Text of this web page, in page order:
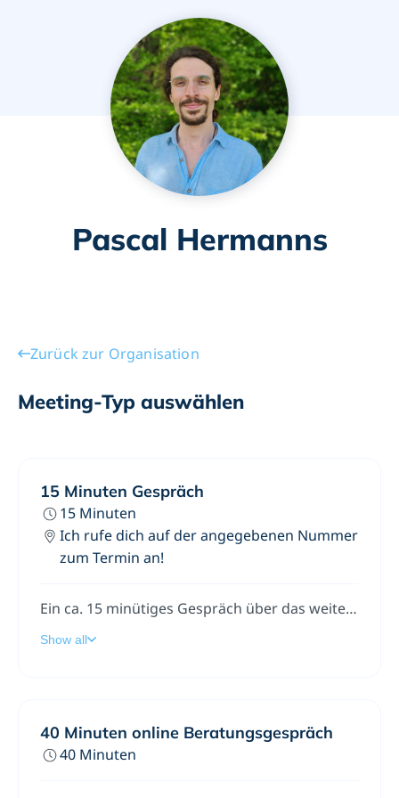
Pascal Hermanns
Zurück zur Organisation
Meeting-Typ auswählen
15 Minuten Gespräch
15 Minuten
Ich rufe dich auf der angegebenen Nummer
zum Termin an!
Ein ca. 15 minütiges Gespräch über das weitere Vorgehen, Wünsche und Visionen.Meine Telefonnummer:0341 - 39 28 19 898
Show all
40 Minuten online Beratungsgespräch
40 Minuten